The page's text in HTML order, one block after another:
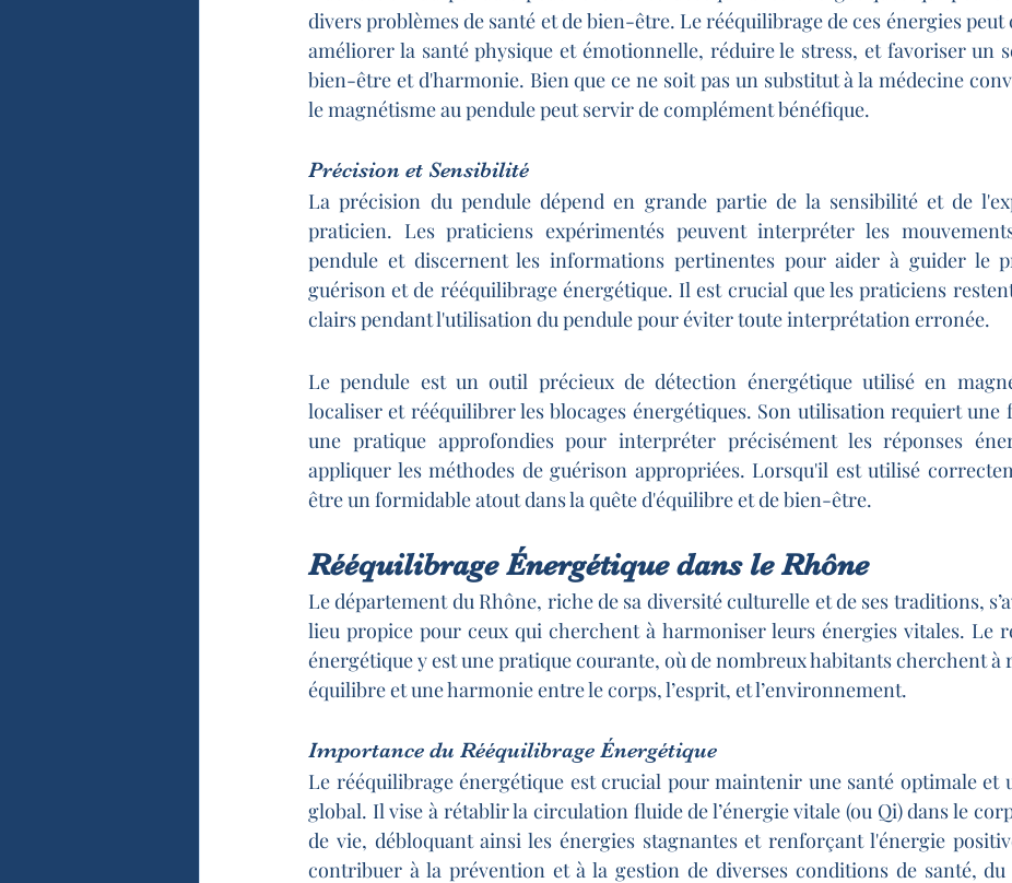
divers problèmes de santé et de bien-être. Le rééquilibrage de ces énergies
améliorer la santé physique et émotionnelle, réduire le stress, et favoriser un
bien-être et d'harmonie. Bien que ce ne soit pas un substitut à la médecine
le magnétisme au pendule peut servir de complément bénéfique.
Précision et Sensibilité
La précision du pendule dépend en grande partie de la sensibilité et de
praticien. Les praticiens expérimentés peuvent interpréter les
pendule et discernent les informations pertinentes pour aider à guider le
guérison et de rééquilibrage énergétique. Il est crucial que les praticiens
clairs pendant l'utilisation du pendule pour éviter toute interprétation erronée.
Le pendule est un outil précieux de détection énergétique utilisé en
localiser et rééquilibrer les blocages énergétiques. Son utilisation requiert une
une pratique approfondies pour interpréter précisément les réponses
appliquer les méthodes de guérison appropriées. Lorsqu'il est utilisé
être un formidable atout dans la quête d'équilibre et de bien-être.
Rééquilibrage Énergétique dans le Rhône
Le département du Rhône, riche de sa diversité culturelle et de ses traditions,
lieu propice pour ceux qui cherchent à harmoniser leurs énergies vitales. Le
énergétique y est une pratique courante, où de nombreux habitants cherchent à
équilibre et une harmonie entre le corps, l’esprit, et l’environnement.
Importance du Rééquilibrage Énergétique
Le rééquilibrage énergétique est crucial pour maintenir une santé optimale et
global. Il vise à rétablir la circulation fluide de l’énergie vitale (ou Qi) dans le
de vie, débloquant ainsi les énergies stagnantes et renforçant l'énergie
contribuer à la prévention et à la gestion de diverses conditions de santé, du